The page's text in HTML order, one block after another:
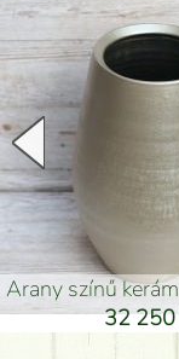
arany színű kerámia
32 250